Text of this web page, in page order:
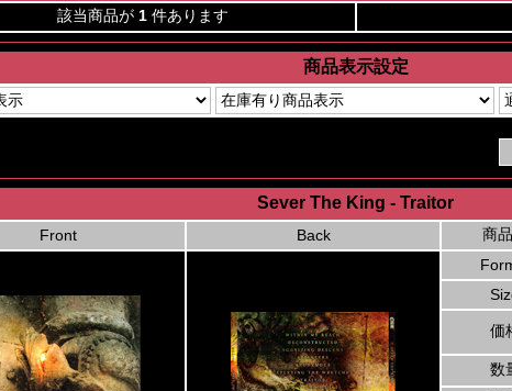
該当商品が 1 件あります
商品表示設定
Sever The King - Traitor
Front Back 商
価
数